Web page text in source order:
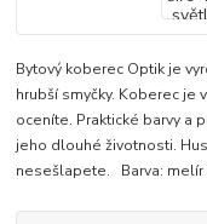
Bytový koberec Optik je
hrubší smyčky. Koberec je
oceníte. Praktické barvy a
jeho dlouhé životnosti.
nesešlapete. Barva: melír